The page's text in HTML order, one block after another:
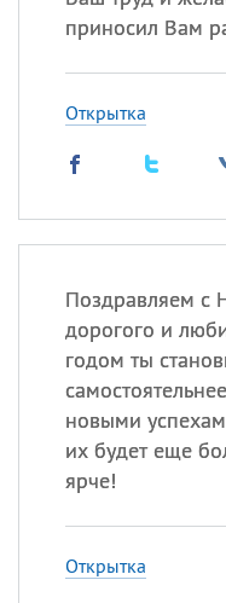
приносил Вам
Открытка
Поздравляем с
дорогого и
годом ты
новыми
их будет еще
ярче!
Открытка